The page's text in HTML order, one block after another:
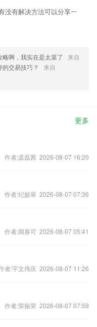
没有解决方法可以分享一
略啊，我实在是太菜了
来自
交易技巧？
来自
更多
作者:孟磊茜 2026-08-07 16:20
作者:纪姣翠 2026-08-07 07:36
作者:闻泰可 2026-08-07 05:41
者:宇文伟庆 2026-08-07 11:26
作者:荣振荣 2026-08-07 07:59